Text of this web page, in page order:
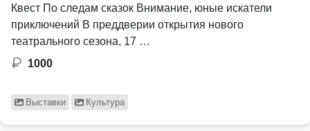
Квест По следам сказок Внимание, юные искатели
приключений В преддверии открытия нового
театрального сезона, 17 …
1000
Выставки Культура